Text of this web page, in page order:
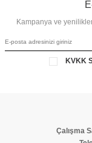
Kampanya ve
KVKK
Çalışma